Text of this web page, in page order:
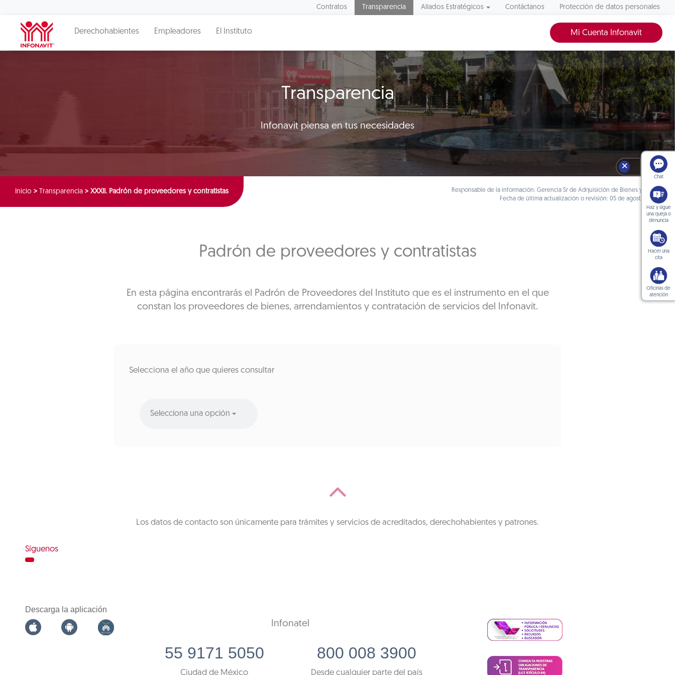
Contratos Transparencia Aliados Estratégicos Contáctanos Protección de datos personales
Derechohabientes Empleadores El Instituto Mi Cuenta Infonavit
Transparencia
Infonavit piensa en tus necesidades
Inicio > Transparencia > XXXII. Padrón de proveedores y contratistas
Responsable de la información: Gerencia Sr de Adquisición de Bienes y Servicios
Fecha de última actualización o revisión: 05 de agosto de 2026
Padrón de proveedores y contratistas
En esta página encontrarás el Padrón de Proveedores del Instituto que es el instrumento en el que
constan los proveedores de bienes, arrendamientos y contratación de servicios del Infonavit.
Selecciona el año que quieres consultar
Selecciona una opción
Los datos de contacto son únicamente para trámites y servicios de acreditados, derechohabientes y patrones.
Síguenos
Descarga la aplicación
Infonatel
55 9171 5050
Ciudad de México
800 008 3900
Desde cualquier parte del país
🗙
Chat
Haz y sigue
una queja o
denuncia
Hacer una
cita
Oficinas de
atención